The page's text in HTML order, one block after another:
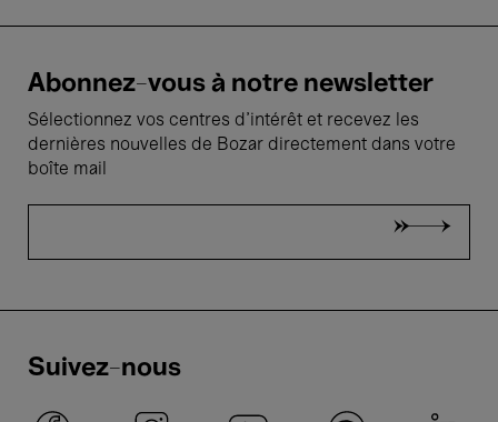
Abonnez-vous à notre newsletter
Sélectionnez vos centres d'intérêt et recevez les
dernières nouvelles de Bozar directement dans votre
boîte mail
Suivez-nous